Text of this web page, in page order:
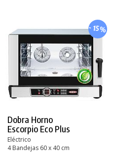
- 15%
Dobra Horno
Escorpio Eco Plus
Eléctrico
4 Bandejas 60 x 40 cm